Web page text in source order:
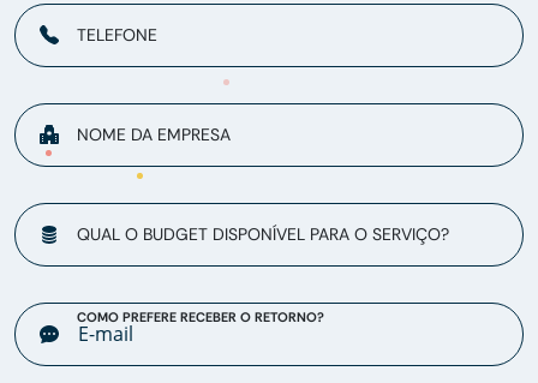
TELEFONE
NOME DA EMPRESA
QUAL O BUDGET DISPONÍVEL PARA O SERVIÇO?
COMO PREFERE RECEBER O RETORNO?